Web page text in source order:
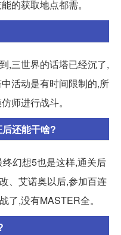
的获取地点都需。
,三世界的话塔已经沉了,
活动是有时间限制的,所
师进行战斗。
还能干啥?
幻想5也是这样,通关后
、艾诺奥以后,参加百连
了,没有MASTER全。